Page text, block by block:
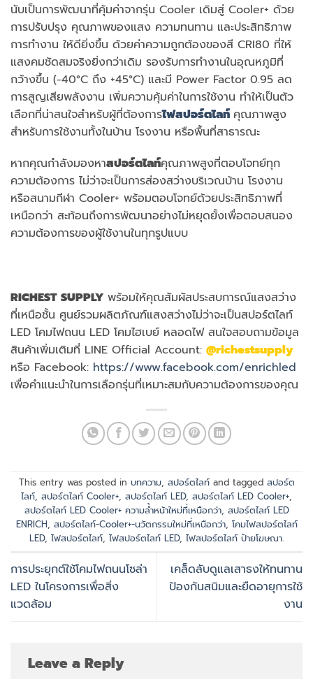
นับเป็นการพัฒนาที่คุ้มค่าจากรุ่น Cooler เดิมสู่ Cooler+ ด้วย
การปรับปรุง คุณภาพของแสง ความทนทาน และประสิทธิภาพ
การทำงาน ให้ดียิ่งขึ้น ด้วยค่าความถูกต้องของสี CRI80 ที่ให้
แสงคมชัดสมจริงยิ่งกว่าเดิม รองรับการทำงานในอุณหภูมิที่
กว้างขึ้น (-40°C ถึง +45°C) และมี Power Factor 0.95 ลด
การสูญเสียพลังงาน เพิ่มความคุ้มค่าในการใช้งาน ทำให้เป็นตัว
เลือกที่น่าสนใจสำหรับผู้ที่ต้องการไฟสปอร์ตไลท์ คุณภาพสูง
สำหรับการใช้งานทั้งในบ้าน โรงงาน หรือพื้นที่สาธารณะ
หากคุณกำลังมองหาสปอร์ตไลท์คุณภาพสูงที่ตอบโจทย์ทุก
ความต้องการ ไม่ว่าจะเป็นการส่องสว่างบริเวณบ้าน โรงงาน
หรือสนามกีฬา Cooler+ พร้อมตอบโจทย์ด้วยประสิทธิภาพที่
เหนือกว่า สะท้อนถึงการพัฒนาอย่างไม่หยุดยั้งเพื่อตอบสนอง
ความต้องการของผู้ใช้งานในทุกรูปแบบ
RICHEST SUPPLY พร้อมให้คุณสัมผัสประสบการณ์แสงสว่าง
ที่เหนือชั้น ศูนย์รวมผลิตภัณฑ์แสงสว่างไม่ว่าจะเป็นสปอร์ตไลท์
LED โคมไฟถนน LED โคมไฮเบย์ หลอดไฟ สนใจสอบถามข้อมูล
สินค้าเพิ่มเติมที่ LINE Official Account: @richestsupply
หรือ Facebook: https://www.facebook.com/enrichled
เพื่อคำแนะนำในการเลือกรุ่นที่เหมาะสมกับความต้องการของคุณ
This entry was posted in บทความ, สปอร์ตไลท์and tagged สปอร์ต
ไลท์, สปอร์ตไลท์ Cooler+, สปอร์ตไลท์ LED, สปอร์ตไลท์ LED Cooler+,
สปอร์ตไลท์ LED Cooler+ ความล้ำหน้าใหม่ที่เหนือกว่า, สปอร์ตไลท์ LED
ENRICH, สปอร์ตไลท์-Cooler+-นวัตกรรมใหม่ที่เหนือกว่า, โคมไฟสปอร์ตไลท์
LED, ไฟสปอร์ตไลท์, ไฟสปอร์ตไลท์ LED, ไฟสปอร์ตไลท์ ป้ายโฆษณา.
การประยุกต์ใช้โคมไฟถนนโซล่า
LED ในโครงการเพื่อสิ่ง
แวดล้อม
เคล็ดลับดูแลเสาธงให้ทนทาน
ป้องกันสนิมและยืดอายุการใช้
งาน
Leave a Reply